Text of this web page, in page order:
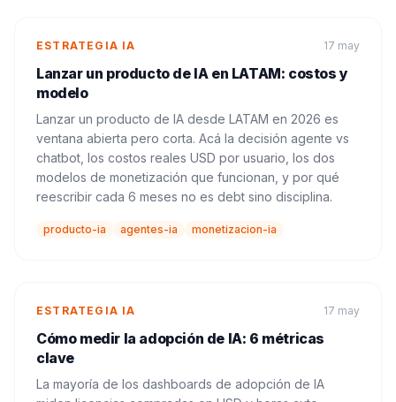
ESTRATEGIA IA 17 may
Lanzar un producto de IA en LATAM: costos y
modelo
Lanzar un producto de IA desde LATAM en 2026 es
ventana abierta pero corta. Acá la decisión agente vs
chatbot, los costos reales USD por usuario, los dos
modelos de monetización que funcionan, y por qué
reescribir cada 6 meses no es debt sino disciplina.
producto-ia agentes-ia monetizacion-ia
ESTRATEGIA IA 17 may
Cómo medir la adopción de IA: 6 métricas
clave
La mayoría de los dashboards de adopción de IA